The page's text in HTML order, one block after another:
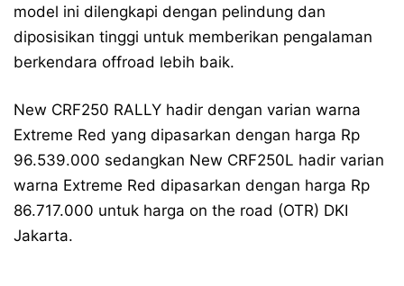
model ini dilengkapi dengan pelindung dan
diposisikan tinggi untuk memberikan pengalaman
berkendara offroad lebih baik.
New CRF250 RALLY hadir dengan varian warna
Extreme Red yang dipasarkan dengan harga Rp
96.539.000 sedangkan New CRF250L hadir varian
warna Extreme Red dipasarkan dengan harga Rp
86.717.000 untuk harga on the road (OTR) DKI
Jakarta.